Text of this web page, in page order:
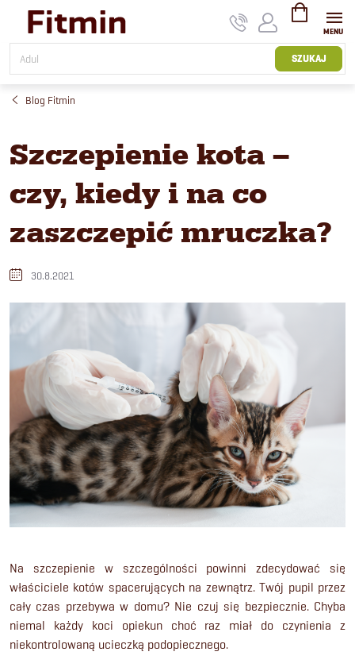
treści
SZUKAJ
KOSZYK
Blog Fitmin
Szczepienie kota –
czy, kiedy i na co
zaszczepić mruczka?
30.8.2021
Na szczepienie w szczególności powinni zdecydować się
właściciele kotów spacerujących na zewnątrz. Twój pupil przez
cały czas przebywa w domu? Nie czuj się bezpiecznie. Chyba
niemal każdy koci opiekun choć raz miał do czynienia z
niekontrolowaną ucieczką podopiecznego.